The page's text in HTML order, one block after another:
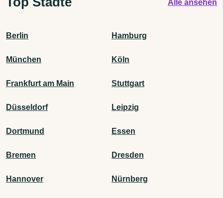
Alle ansehen
Berlin Hamburg
München Köln
Frankfurt am Main Stuttgart
Düsseldorf Leipzig
Dortmund Essen
Bremen Dresden
Hannover Nürnberg